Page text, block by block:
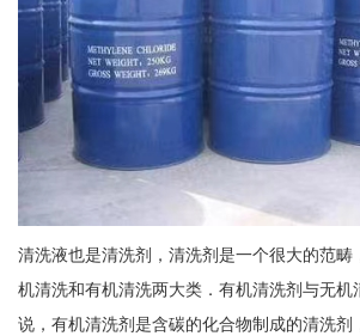
清洗液也是清洗剂，清洗剂是一个很大的范畴
机清洗和有机清洗两大类．有机清洗剂与无机
说，有机清洗剂是含碳的化合物制成的清洗剂